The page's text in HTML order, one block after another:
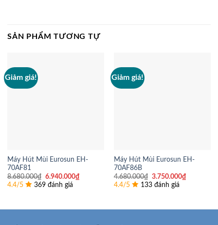
SẢN PHẨM TƯƠNG TỰ
Giảm giá!
Máy Hút Mùi Eurosun EH-
70AF81
8.680.000₫ Giá
gốc
là:
6.940.000₫Giá
4.4/5 369 đánh giá
Giảm giá!
Máy Hút Mùi Eurosun EH-
70AF86B
4.680.000₫ Giá
gốc
là:
3.750.000₫Giá
4.4/5 133 đánh giá